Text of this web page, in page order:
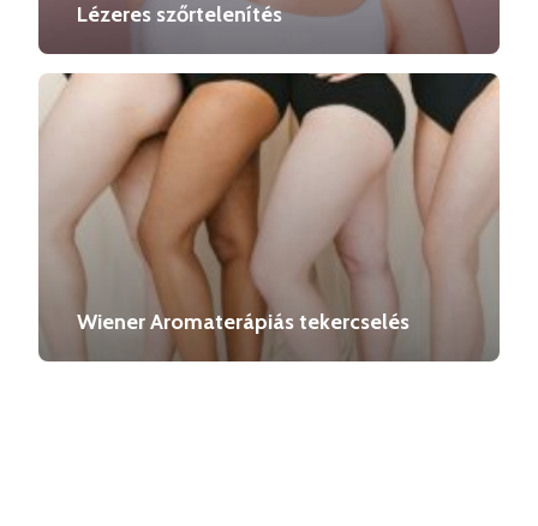
Lézeres szőrtelenítés
Wiener Aromaterápiás tekercselés